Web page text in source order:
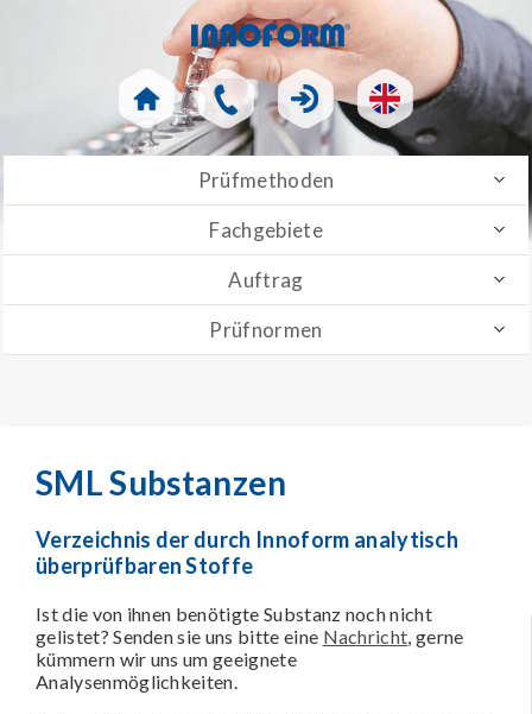
Prüfmethoden
Fachgebiete
Auftrag
Prüfnormen
SML Substanzen
Verzeichnis der durch Innoform analytisch
überprüfbaren Stoffe
Ist die von ihnen benötigte Substanz noch nicht
gelistet? Senden sie uns bitte eine Nachricht, gerne
kümmern wir uns um geeignete
Analysenmöglichkeiten.